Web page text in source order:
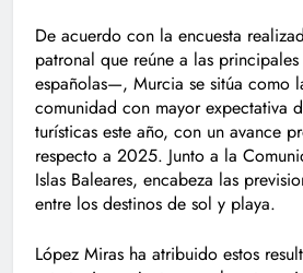
De acuerdo con la encuesta
patronal que reúne a las principales
españolas—, Murcia se sitúa como
comunidad con mayor expectativa
turísticas este año, con un avance
respecto a 2025. Junto a la
Islas Baleares, encabeza las
entre los destinos de sol y playa.
López Miras ha atribuido estos